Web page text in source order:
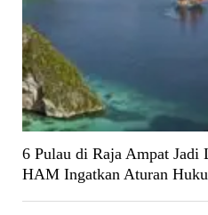
6 Pulau di Raja Ampat Jadi
HAM Ingatkan Aturan